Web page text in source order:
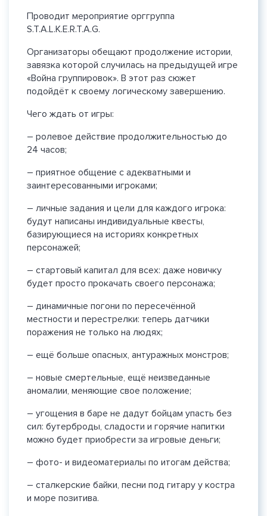
Проводит мероприятие орггруппа
S.T.A.L.K.E.R.T.A.G.
Организаторы обещают продолжение истории,
завязка которой случилась на предыдущей игре
«Война группировок». В этот раз сюжет
подойдёт к своему логическому завершению.
Чего ждать от игры:
– ролевое действие продолжительностью до
24 часов;
– приятное общение с адекватными и
заинтересованными игроками;
– личные задания и цели для каждого игрока:
будут написаны индивидуальные квесты,
базирующиеся на историях конкретных
персонажей;
– стартовый капитал для всех: даже новичку
будет просто прокачать своего персонажа;
– динамичные погони по пересечённой
местности и перестрелки: теперь датчики
поражения не только на людях;
– ещё больше опасных, антуражных монстров;
– новые смертельные, ещё неизведанные
аномалии, меняющие свое положение;
– угощения в баре не дадут бойцам упасть без
сил: бутерброды, сладости и горячие напитки
можно будет приобрести за игровые деньги;
– фото- и видеоматериалы по итогам действа;
– сталкерские байки, песни под гитару у костра
и море позитива.